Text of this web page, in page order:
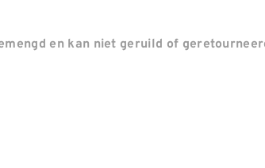
en kan niet geruild of